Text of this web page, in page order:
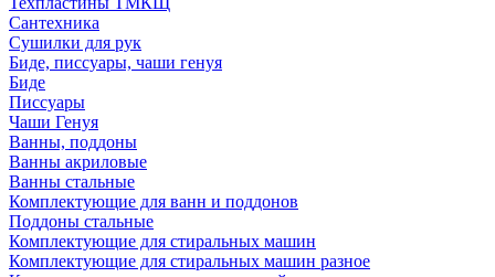
Сантехника
Сушилки для рук
Биде, писсуары, чаши генуя
Биде
Писсуары
Чаши Генуя
Ванны, поддоны
Ванны акриловые
Ванны стальные
Комплектующие для ванн и поддонов
Поддоны стальные
Комплектующие для стиральных машин
Комплектующие для стиральных машин разное